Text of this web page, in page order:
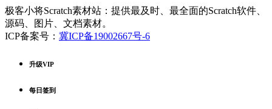
极客小将Scratch素材站：提供最及时、最全面的Scratch软件、
源码、图片、文档素材。
ICP备案号： 冀ICP备19002667号-6
升级VIP
每日签到